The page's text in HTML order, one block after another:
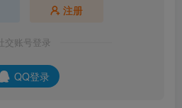
注册
交账号登录
QQ登录